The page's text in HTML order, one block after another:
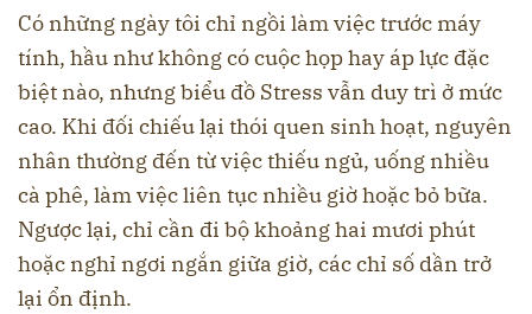
Có những ngày tôi chỉ ngồi làm việc trước máy
tính, hầu như không có cuộc họp hay áp lực đặc
biệt nào, nhưng biểu đồ Stress vẫn duy trì ở mức
cao. Khi đối chiếu lại thói quen sinh hoạt, nguyên
nhân thường đến từ việc thiếu ngủ, uống nhiều
cà phê, làm việc liên tục nhiều giờ hoặc bỏ bữa.
Ngược lại, chỉ cần đi bộ khoảng hai mươi phút
hoặc nghỉ ngơi ngắn giữa giờ, các chỉ số dần trở
lại ổn định.